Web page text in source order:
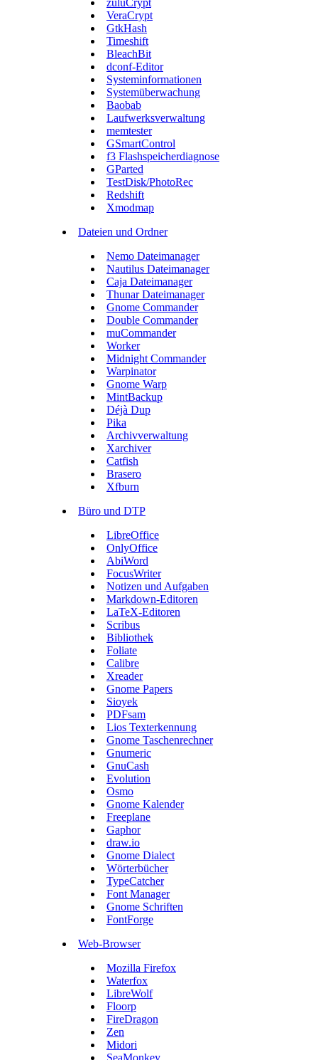
zuluCrypt
VeraCrypt
GtkHash
Timeshift
BleachBit
dconf-Editor
Systeminformationen
Systemüberwachung
Baobab
Laufwerksverwaltung
memtester
GSmartControl
f3 Flashspeicherdiagnose
GParted
TestDisk/PhotoRec
Redshift
Xmodmap
Dateien und Ordner
Nemo Dateimanager
Nautilus Dateimanager
Caja Dateimanager
Thunar Dateimanager
Gnome Commander
Double Commander
muCommander
Worker
Midnight Commander
Warpinator
Gnome Warp
MintBackup
Déjà Dup
Pika
Archivverwaltung
Xarchiver
Catfish
Brasero
Xfburn
Büro und DTP
LibreOffice
OnlyOffice
AbiWord
FocusWriter
Notizen und Aufgaben
Markdown-Editoren
LaTeX-Editoren
Scribus
Bibliothek
Foliate
Calibre
Xreader
Gnome Papers
Sioyek
PDFsam
Lios Texterkennung
Gnome Taschenrechner
Gnumeric
GnuCash
Evolution
Osmo
Gnome Kalender
Freeplane
Gaphor
draw.io
Gnome Dialect
Wörterbücher
TypeCatcher
Font Manager
Gnome Schriften
FontForge
Web-Browser
Mozilla Firefox
Waterfox
LibreWolf
Floorp
FireDragon
Zen
Midori
SeaMonkey